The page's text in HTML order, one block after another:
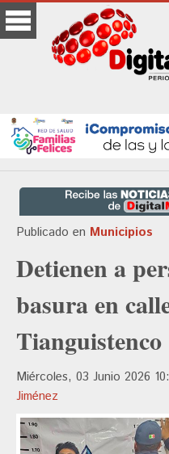
Publicado en Municipios
Detienen a
basura en
Tianguistenco
Miércoles, 03 Junio 2026
Jiménez